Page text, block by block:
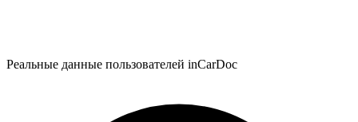
Реальные данные пользователей inCarDoc